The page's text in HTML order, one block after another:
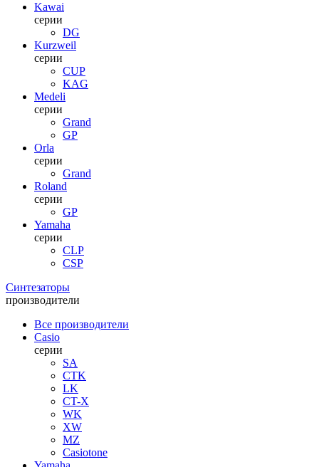
Kawai
серии
DG
Kurzweil
серии
CUP
KAG
Medeli
серии
Grand
GP
Orla
серии
Grand
Roland
серии
GP
Yamaha
серии
CLP
CSP
Синтезаторы
производители
Все производители
Casio
серии
SA
CTK
LK
CT-X
WK
XW
MZ
Casiotone